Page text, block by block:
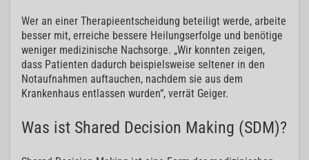
Wer an einer Therapieentscheidung beteiligt werde, arbeite
besser mit, erreiche bessere Heilungserfolge und benötige
weniger medizinische Nachsorge. „Wir konnten zeigen,
dass Patienten dadurch beispielsweise seltener in den
Notaufnahmen auftauchen, nachdem sie aus dem
Krankenhaus entlassen wurden“, verrät Geiger.
Was ist Shared Decision Making (SDM)?